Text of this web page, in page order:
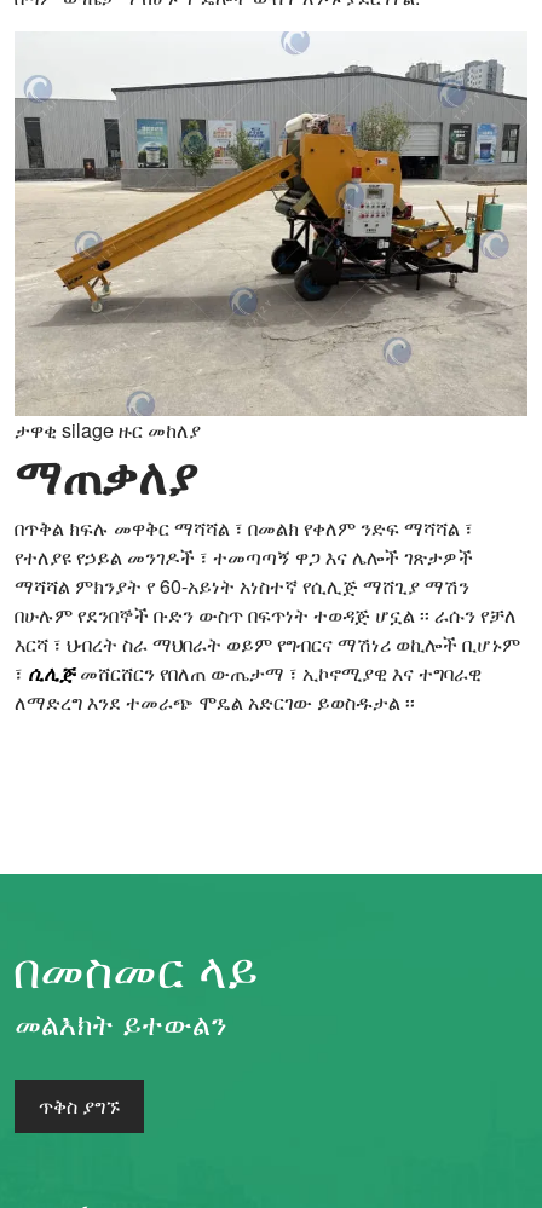
ታዋቂ silage ዙር መከለያ
ማጠቃለያ
በጥቅል ክፍሉ መዋቅር ማሻሻል ፣ በመልክ የቀለም ንድፍ ማሻሻል ፣
የተለያዩ የኃይል መንገዶች ፣ ተመጣጣኝ ዋጋ እና ሌሎች ገጽታዎች
ማሻሻል ምክንያት የ 60-አይነት አነስተኛ የሲሊጅ ማሸጊያ ማሽን
በሁሉም የደንበኞች ቡድን ውስጥ በፍጥነት ተወዳጅ ሆኗል ፡፡ ራሱን የቻለ
እርሻ ፣ ህብረት ስራ ማህበራት ወይም የግብርና ማሽነሪ ወኪሎች ቢሆኑም
፣ ሲሊጅመሸርሸርን የበለጠ ውጤታማ ፣ ኢኮኖሚያዊ እና ተግባራዊ
ለማድረግ እንደ ተመራጭ ሞዴል አድርገው ይወስዱታል ፡፡
በመስመር ላይ
መልእክት ይተውልን
ጥቅስ ያግኙ